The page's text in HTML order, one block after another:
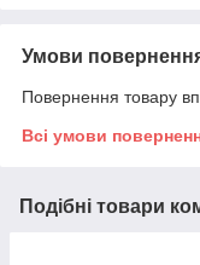
Умови
Повернення товару
Всі умови
Подібні товари